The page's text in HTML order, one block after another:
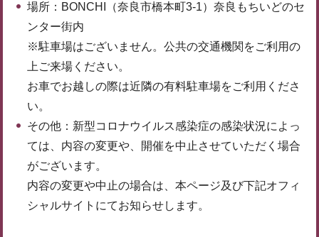
場所：BONCHI（奈良市橋本町3-1）奈良もちいどのセ
ンター街内
※駐車場はございません。公共の交通機関をご利用の
上ご来場ください。
お車でお越しの際は近隣の有料駐車場をご利用くださ
い。
その他：新型コロナウイルス感染症の感染状況によっ
ては、内容の変更や、開催を中止させていただく場合
がございます。
内容の変更や中止の場合は、本ページ及び下記オフィ
シャルサイトにてお知らせします。